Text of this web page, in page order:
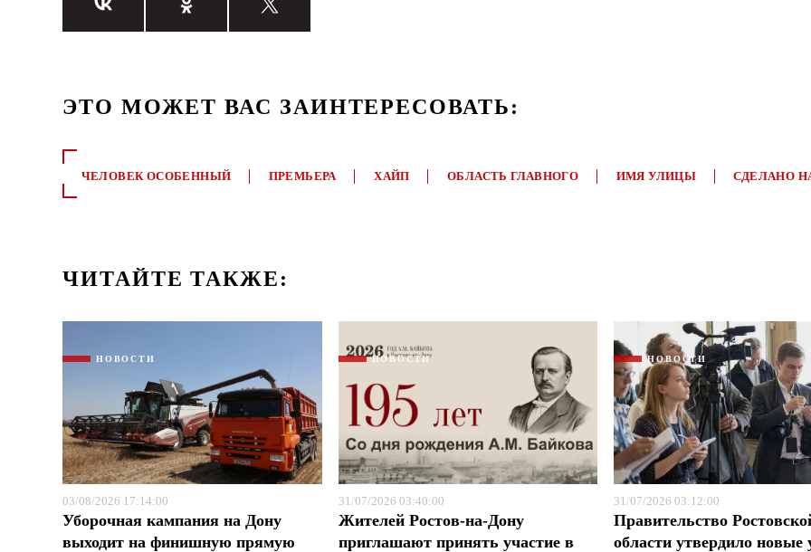
ЭТО МОЖЕТ ВАС ЗАИНТЕРЕСОВАТЬ:
ЧЕЛОВЕК ОСОБЕННЫЙ ПРЕМЬЕРА ХАЙП ОБЛАСТЬ ГЛАВНОГО ИМЯ УЛИЦЫ СДЕЛАНО
ЧИТАЙТЕ ТАКЖЕ:
НОВОСТИ
03/08/2026 17:14:00
Уборочная кампания на Дону
выходит на финишную прямую
НОВОСТИ
31/07/2026 03:40:00
Жителей Ростов-на-Дону
приглашают принять участие в
НОВОСТИ
31/07/2026 03:12:00
Правительство
области утвердило новые
Я согласен сполитикой конфиденциальности и защиты информации*
Я согласен сполитикой конфиденциальности и защиты информации*